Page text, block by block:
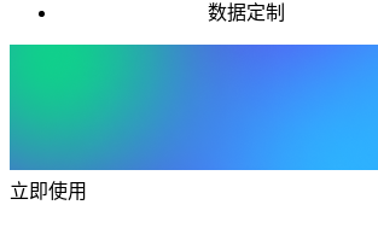
数据定制
立即使用